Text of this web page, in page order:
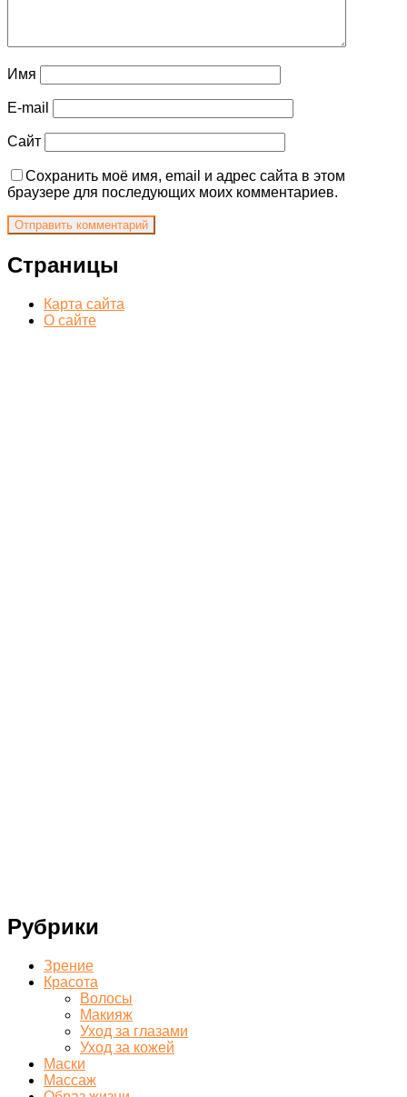
Имя
E-mail
Сайт
Сохранить моё имя, email и адрес сайта в этом
браузере для последующих моих комментариев.
Страницы
Карта сайта
О сайте
Рубрики
Зрение
Красота
Волосы
Макияж
Уход за глазами
Уход за кожей
Маски
Массаж